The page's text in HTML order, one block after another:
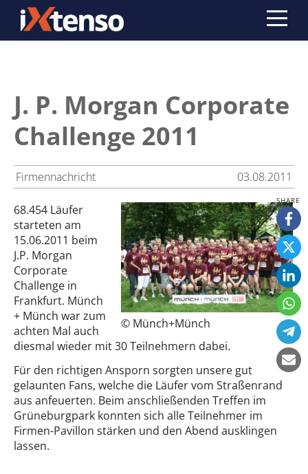
J. P. Morgan Corporate
Challenge 2011
Firmennachricht 03.08.2011
© Münch+Münch
68.454 Läufer
starteten am
15.06.2011 beim
J.P. Morgan
Corporate
Challenge in
Frankfurt. Münch
+ Münch war zum
achten Mal auch
diesmal wieder mit 30 Teilnehmern dabei.
Für den richtigen Ansporn sorgten unsere gut
gelaunten Fans, welche die Läufer vom Straßenrand
aus anfeuerten. Beim anschließenden Treffen im
Grüneburgpark konnten sich alle Teilnehmer im
Firmen-Pavillon stärken und den Abend ausklingen
lassen.